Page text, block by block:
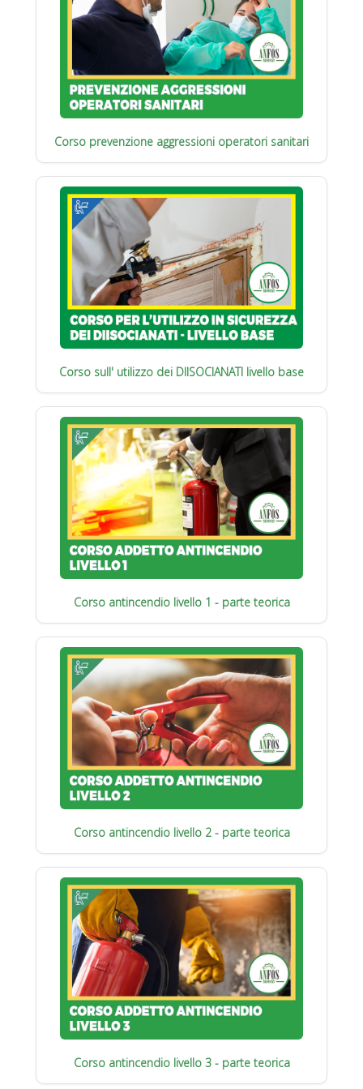
Corso prevenzione aggressioni operatori sanitari
Corso sull' utilizzo dei DIISOCIANATI livello base
Corso antincendio livello 1 - parte teorica
Corso antincendio livello 2 - parte teorica
Corso antincendio livello 3 - parte teorica